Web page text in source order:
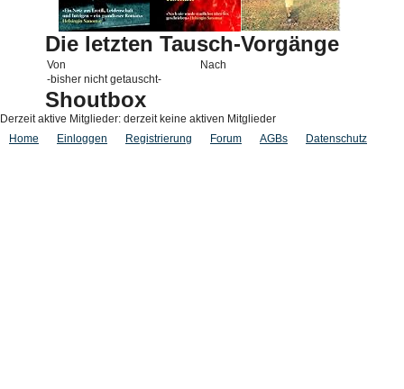
Die letzten Tausch-Vorgänge
Von
Nach
-bisher nicht getauscht-
Shoutbox
Derzeit aktive Mitglieder: derzeit keine aktiven Mitglieder
Home
Einloggen Registrierung Forum AGBs Datenschutz